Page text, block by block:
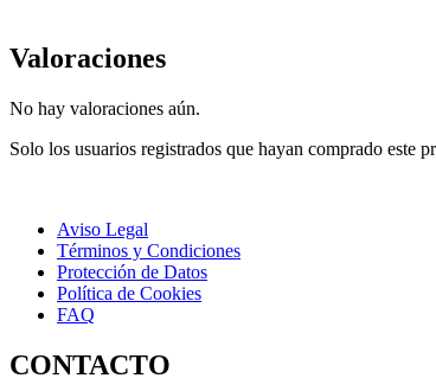
Valoraciones
No hay valoraciones aún.
Solo los usuarios registrados que hayan comprado este
Aviso Legal
Términos y Condiciones
Protección de Datos
Política de Cookies
FAQ
CONTACTO